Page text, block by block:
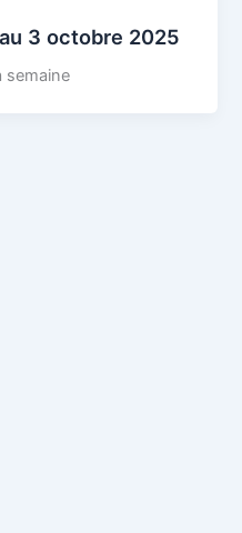
3 octobre 2025
semaine